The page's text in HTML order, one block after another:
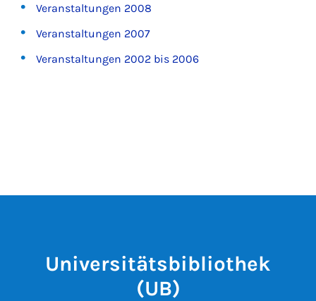
Veranstaltungen 2008
Veranstaltungen 2007
Veranstaltungen 2002 bis 2006
Universitätsbibliothek
(UB)